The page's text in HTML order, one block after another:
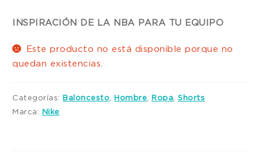
INSPIRACIÓN DE LA NBA PARA TU EQUIPO
Este producto no está disponible porque no
quedan existencias.
Categorías: Baloncesto Hombre Ropa ,Shorts
Marca: Nike